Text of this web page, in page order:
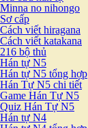
Minna no nihongo
Sơ cấp
Cách viết hiragana
Cách viết katakana
216 bộ thủ
Hán tự N5
Hán tự N5 tổng hợp
Hán Tự N5 chi tiết
Game Hán Tự N5
Quiz Hán Tự N5
Hán tự N4